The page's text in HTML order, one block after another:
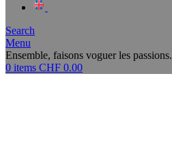
Search
Menu
Ensemble, faisons voguer les passions.
0 items CHF 0.00